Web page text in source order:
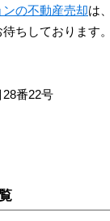
の不動産売却は
ちしております。
番22号